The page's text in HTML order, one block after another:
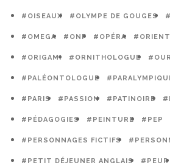
#OISEAUX #OLYMPE DE GOUGES
#OMEGA #ONF #OPÉRA
#ORIGAMI #ORNITHOLOGUE
#PALÉONTOLOGUE
#PARIS #PASSION #PATINOIRE
#PÉDAGOGIES #PEINTURE #PEP
#PERSONNAGES FICTIFS
#PETIT DÉJEUNER ANGLAIS #PEUR